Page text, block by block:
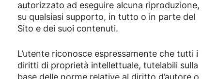
autorizzato ad eseguire alcuna riproduzione,
su qualsiasi supporto, in tutto o in parte del
Sito e dei suoi contenuti.
L’utente riconosce espressamente che tutti i
diritti di proprietà intellettuale, tutelabili sulla
base delle norme relative al diritto d’autore o